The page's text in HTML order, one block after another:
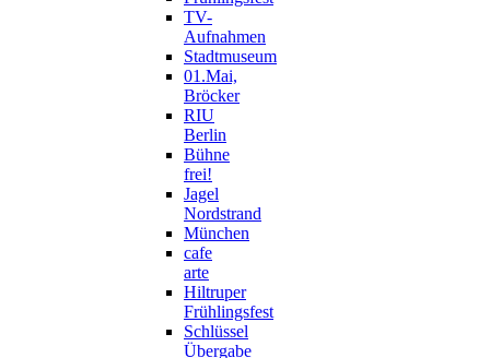
TV-
Aufnahmen
Stadtmuseum
01.Mai,
Bröcker
RIU
Berlin
Bühne
frei!
Jagel
Nordstrand
München
cafe
arte
Hiltruper
Frühlingsfest
Schlüssel
Übergabe